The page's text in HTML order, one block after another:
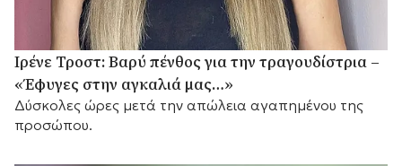
Ιρένε Τροστ: Βαρύ πένθος για την τραγουδίστρια –
«Έφυγες στην αγκαλιά μας…»
Δύσκολες ώρες μετά την απώλεια αγαπημένου της
προσώπου.